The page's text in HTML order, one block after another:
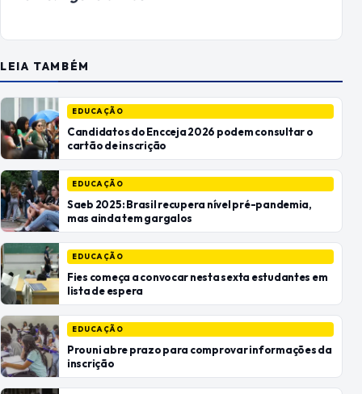
LEIA TAMBÉM
EDUCAÇÃO
Candidatos do Encceja 2026 podem consultar o
cartão de inscrição
EDUCAÇÃO
Saeb 2025: Brasil recupera nível pré-pandemia,
mas ainda tem gargalos
EDUCAÇÃO
Fies começa a convocar nesta sexta estudantes em
lista de espera
EDUCAÇÃO
Prouni abre prazo para comprovar informações da
inscrição